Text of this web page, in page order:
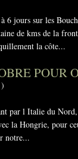
6 jours sur les
de kms de la
la côte...
POUR
)
par l Italie du
la Hongrie, pour
notre...